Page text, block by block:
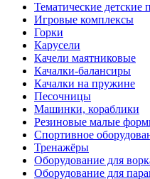
Тематические детские
Игровые комплексы
Горки
Карусели
Качели маятниковые
Качалки-балансиры
Качалки на пружине
Песочницы
Машинки, кораблики
Резиновые малые
Спортивное
Тренажёры
Оборудование для
Оборудование для